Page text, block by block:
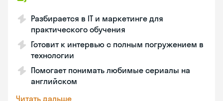
Разбирается в IT и маркетинге для
практического обучения
Готовит к интервью с полным погружением в
технологии
Помогает понимать любимые сериалы на
английском
Читать дальше